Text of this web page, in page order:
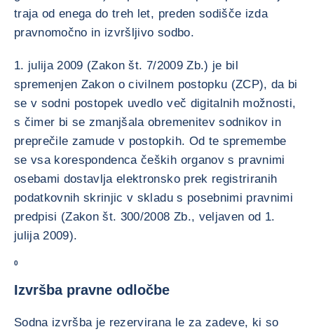
traja od enega do treh let, preden sodišče izda
pravnomočno in izvršljivo sodbo.
1. julija 2009 (Zakon št. 7/2009 Zb.) je bil
spremenjen Zakon o civilnem postopku (ZCP), da bi
se v sodni postopek uvedlo več digitalnih možnosti,
s čimer bi se zmanjšala obremenitev sodnikov in
preprečile zamude v postopkih. Od te spremembe
se vsa korespondenca čeških organov s pravnimi
osebami dostavlja elektronsko prek registriranih
podatkovnih skrinjic v skladu s posebnimi pravnimi
predpisi (Zakon št. 300/2008 Zb., veljaven od 1.
julija 2009).
0
Izvršba pravne odločbe
Sodna izvršba je rezervirana le za zadeve, ki so